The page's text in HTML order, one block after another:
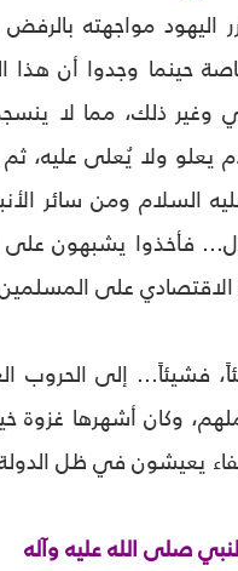
اليهود مواجهته
حينما وجدوا أن هذا
وغير ذلك، مما لا
يعلو ولا يُعلى عليه،
السلام ومن سائر
فأخذوا يشبهون على
على المسلمين،
فشيئاً... إلى الحروب
وكان أشهرها غزوة
يعيشون في ظل
صلى الله عليه وآله